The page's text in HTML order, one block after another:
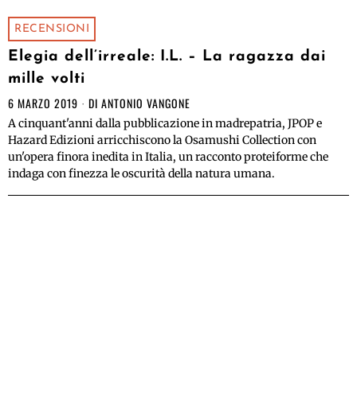
RECENSIONI
Elegia dell’irreale: I.L. – La ragazza dai
mille volti
6 MARZO 2019 DI ANTONIO VANGONE
A cinquant'anni dalla pubblicazione in madrepatria, JPOP e
Hazard Edizioni arricchiscono la Osamushi Collection con
un'opera finora inedita in Italia, un racconto proteiforme che
indaga con finezza le oscurità della natura umana.